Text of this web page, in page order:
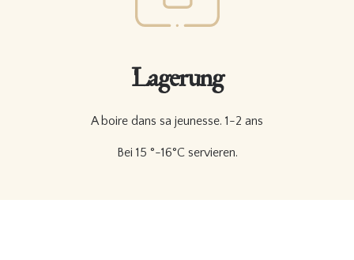
Lagerung
A boire dans sa jeunesse. 1-2 ans
Bei 15 °-16°C servieren.